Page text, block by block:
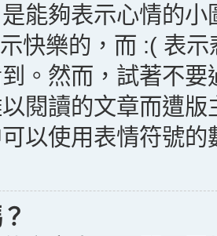
能夠表示心情的
快樂的，而 :( 表
。然而，試著不
閱讀的文章而遭
以使用表情符號的